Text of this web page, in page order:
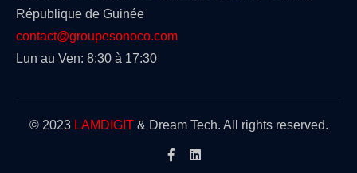
République de Guinée
contact@groupesonoco.com
Lun au Ven: 8:30 à 17:30
© 2023 LAMDIGIT& Dream Tech. All rights reserved.